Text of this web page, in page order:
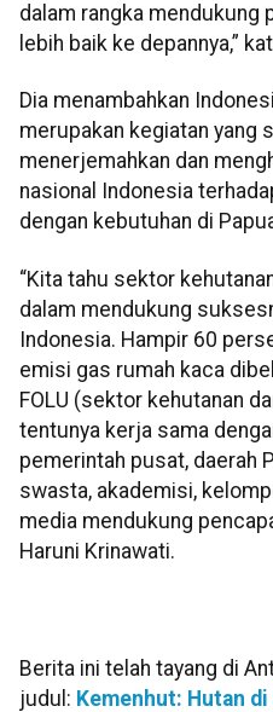
dalam rangka mendukung
lebih baik ke depannya,”
Dia menambahkan
merupakan kegiatan yang
menerjemahkan dan
nasional Indonesia
dengan kebutuhan di
“Kita tahu sektor
dalam mendukung
Indonesia. Hampir 60
emisi gas rumah kaca
FOLU (sektor kehutanan
tentunya kerja sama
pemerintah pusat, daerah
swasta, akademisi,
media mendukung
Haruni Krinawati.
Berita ini telah tayang di
judul: Kemenhut: Hutan